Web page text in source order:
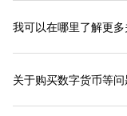
我可以在哪里了解更
关于购买数字货币等